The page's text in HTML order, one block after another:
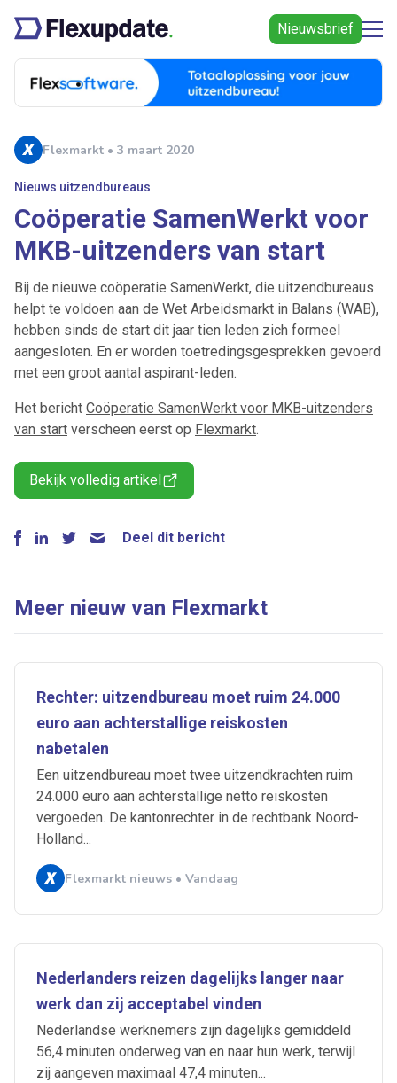
Nieuwsbrief
Flexmarkt • 3 maart 2020
Nieuws uitzendbureaus
Coöperatie SamenWerkt voor
MKB-uitzenders van start
Bij de nieuwe coöperatie SamenWerkt, die uitzendbureaus
helpt te voldoen aan de Wet Arbeidsmarkt in Balans (WAB),
hebben sinds de start dit jaar tien leden zich formeel
aangesloten. En er worden toetredingsgesprekken gevoerd
met een groot aantal aspirant-leden.
Het bericht Coöperatie SamenWerkt voor MKB-uitzenders
van start verscheen eerst op Flexmarkt.
Bekijk volledig artikel
Deel dit bericht
Meer nieuw van Flexmarkt
Rechter: uitzendbureau moet ruim 24.000
euro aan achterstallige reiskosten
nabetalen
Een uitzendbureau moet twee uitzendkrachten ruim
24.000 euro aan achterstallige netto reiskosten
vergoeden. De kantonrechter in de rechtbank Noord-
Holland...
Flexmarkt nieuws • Vandaag
Nederlanders reizen dagelijks langer naar
werk dan zij acceptabel vinden
Nederlandse werknemers zijn dagelijks gemiddeld
56,4 minuten onderweg van en naar hun werk, terwijl
zij aangeven maximaal 47,4 minuten...